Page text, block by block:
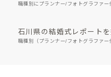
職種別にプランナー/フォトグラファー
石川県の結婚式レポート
職種別（プランナー/フォトグラファー